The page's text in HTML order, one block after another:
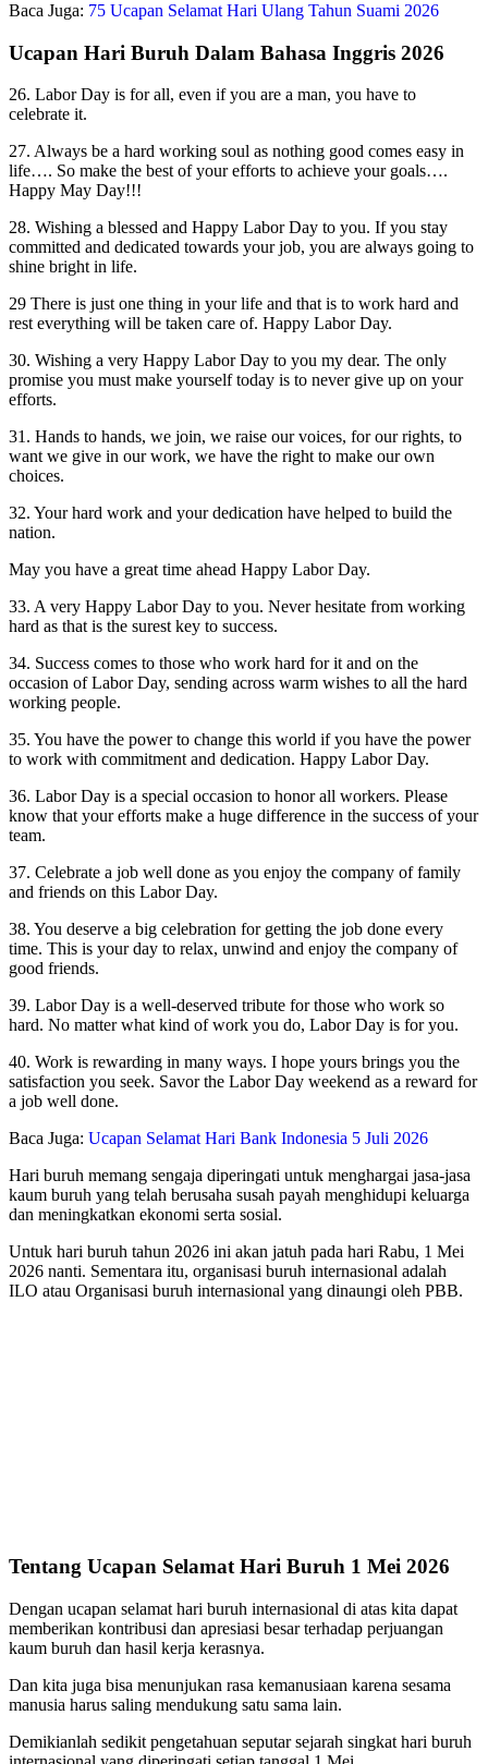
Baca Juga: 75 Ucapan Selamat Hari Ulang Tahun Suami 2026
Ucapan Hari Buruh Dalam Bahasa Inggris 2026
26. Labor Day is for all, even if you are a man, you have to
celebrate it.
27. Always be a hard working soul as nothing good comes easy in
life…. So make the best of your efforts to achieve your goals….
Happy May Day!!!
28. Wishing a blessed and Happy Labor Day to you. If you stay
committed and dedicated towards your job, you are always going to
shine bright in life.
29 There is just one thing in your life and that is to work hard and
rest everything will be taken care of. Happy Labor Day.
30. Wishing a very Happy Labor Day to you my dear. The only
promise you must make yourself today is to never give up on your
efforts.
31. Hands to hands, we join, we raise our voices, for our rights, to
want we give in our work, we have the right to make our own
choices.
32. Your hard work and your dedication have helped to build the
nation.
May you have a great time ahead Happy Labor Day.
33. A very Happy Labor Day to you. Never hesitate from working
hard as that is the surest key to success.
34. Success comes to those who work hard for it and on the
occasion of Labor Day, sending across warm wishes to all the hard
working people.
35. You have the power to change this world if you have the power
to work with commitment and dedication. Happy Labor Day.
36. Labor Day is a special occasion to honor all workers. Please
know that your efforts make a huge difference in the success of your
team.
37. Celebrate a job well done as you enjoy the company of family
and friends on this Labor Day.
38. You deserve a big celebration for getting the job done every
time. This is your day to relax, unwind and enjoy the company of
good friends.
39. Labor Day is a well-deserved tribute for those who work so
hard. No matter what kind of work you do, Labor Day is for you.
40. Work is rewarding in many ways. I hope yours brings you the
satisfaction you seek. Savor the Labor Day weekend as a reward for
a job well done.
Baca Juga: Ucapan Selamat Hari Bank Indonesia 5 Juli 2026
Hari buruh memang sengaja diperingati untuk menghargai jasa-jasa
kaum buruh yang telah berusaha susah payah menghidupi keluarga
dan meningkatkan ekonomi serta sosial.
Untuk hari buruh tahun 2026 ini akan jatuh pada hari Rabu, 1 Mei
2026 nanti. Sementara itu, organisasi buruh internasional adalah
ILO atau Organisasi buruh internasional yang dinaungi oleh PBB.
Tentang Ucapan Selamat Hari Buruh 1 Mei 2026
Dengan ucapan selamat hari buruh internasional di atas kita dapat
memberikan kontribusi dan apresiasi besar terhadap perjuangan
kaum buruh dan hasil kerja kerasnya.
Dan kita juga bisa menunjukan rasa kemanusiaan karena sesama
manusia harus saling mendukung satu sama lain.
Demikianlah sedikit pengetahuan seputar sejarah singkat hari buruh